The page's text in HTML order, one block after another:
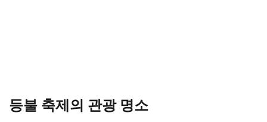
등불 축제의 관광 명소